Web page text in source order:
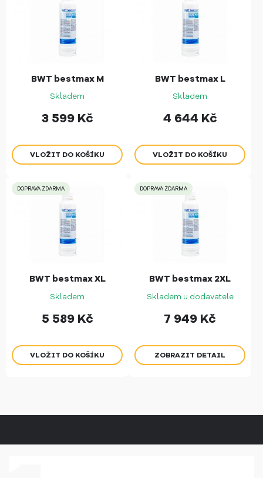
BWT bestmax M
Skladem
3 599 Kč
BWT bestmax L
Skladem
4 644 Kč
DOPRAVA ZDARMA
BWT bestmax XL
Skladem
5 589 Kč
DOPRAVA ZDARMA
BWT bestmax 2XL
Skladem u dodavatele
7 949 Kč
ZOBRAZIT DETAIL